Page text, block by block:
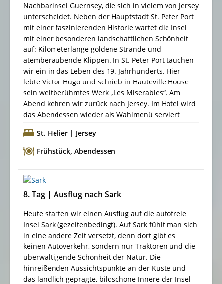
Nachbarinsel Guernsey, die sich in vielem von Jersey
unterscheidet. Neben der Hauptstadt St. Peter Port
mit einer faszinierenden Historie wartet die Insel
mit einer besonderen landschaftlichen Schönheit
auf: Kilometerlange goldene Strände und
atemberaubende Klippen. In St. Peter Port tauchen
wir ein in das Leben des 19. Jahrhunderts. Hier
lebte Victor Hugo und schrieb in Hauteville House
sein weltberühmtes Werk „Les Miserables“. Am
Abend kehren wir zurück nach Jersey. Im Hotel wird
das Abendessen wieder als Wahlmenü serviert
St. Helier | Jersey
Frühstück Abendessen
8. Tag | Ausflug nach Sark
Heute starten wir einen Ausflug auf die autofreie
Insel Sark (gezeitenbedingt). Auf Sark fühlt man sich
in eine andere Zeit versetzt, denn dort gibt es
keinen Autoverkehr, sondern nur Traktoren und die
überwältigende Schönheit der Natur. Die
hinreißenden Aussichtspunkte an der Küste und
das ländlich geprägte, bildschöne Innere der Insel